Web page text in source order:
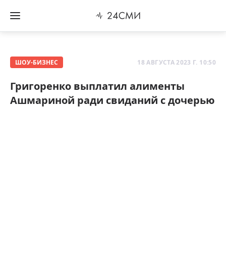
ШОУ-БИЗНЕС 18 АВГУСТА 2023 Г. 10:50
Григоренко выплатил алименты
Ашмариной ради свиданий с дочерью